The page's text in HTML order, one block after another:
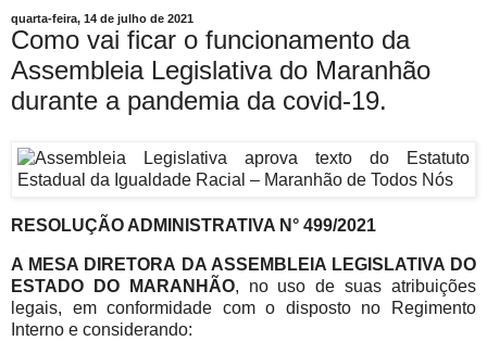
quarta-feira, 14 de julho de 2021
Como vai ficar o funcionamento da
Assembleia Legislativa do Maranhão
durante a pandemia da covid-19.
RESOLUÇÃO ADMINISTRATIVA N° 499/2021
A MESA DIRETORA DA ASSEMBLEIA LEGISLATIVA DO
ESTADO DO MARANHÃO, no uso de suas atribuições
legais, em conformidade com o disposto no Regimento
Interno e considerando: